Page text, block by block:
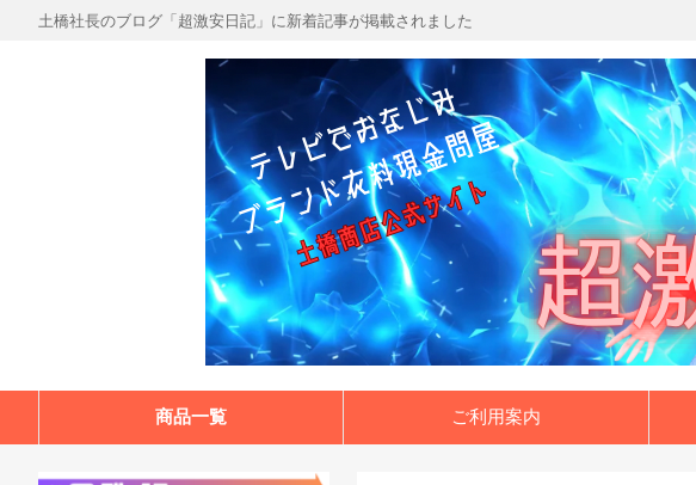
土橋社長のブログ「超激安日記」に新着記事が掲載されました
商品一覧 ご利用案内